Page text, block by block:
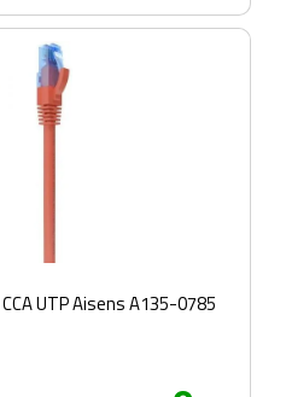
UTP Aisens A135-0785